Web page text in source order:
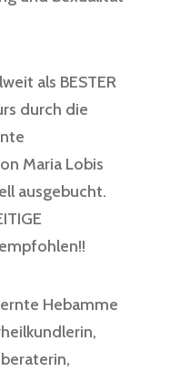
als BESTER
durch die
Maria Lobis
ausgebucht.
Hebamme